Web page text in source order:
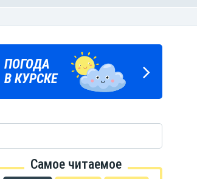
ГОРОСКОП
НА КАЖДЫЙ ДЕНЬ
ПОГОДА
В КУРСКЕ
Самое читаемое